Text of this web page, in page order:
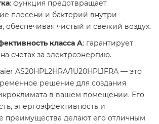
: функция предотвращает
плесени и бактерий внутри
обеспечивая чистый и свежий воздух.
класса A: гарантирует
счетах за электроэнергию.​
AS20HPL2HRA/1U20HPL1FRA — это
решение для создания
в вашем помещении. Его
энергоэффективность и
преимущества делают его отличным